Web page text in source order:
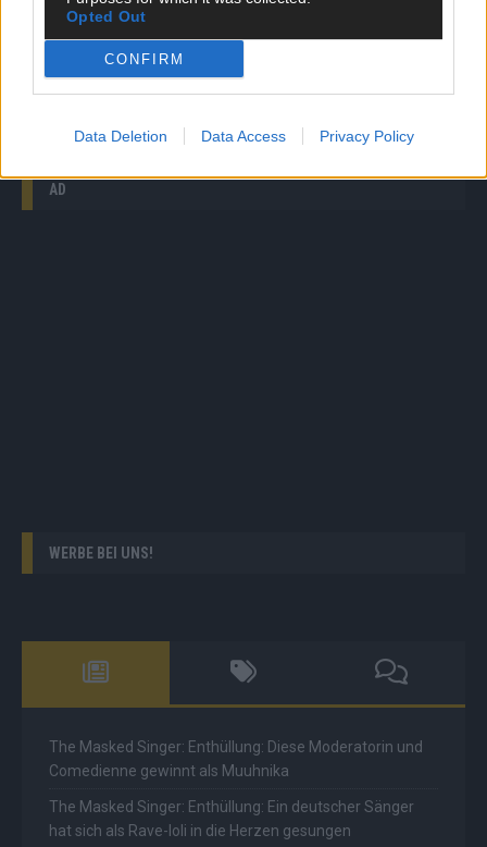
Opted Out
CONFIRM
Data Deletion Data Access Privacy Policy
Germany’s Next Topmodel: „Du bist auch süß!“ Grace
Germany’s Next Topmodel: Die erste Entscheidung:
AD
WERBE BEI UNS!
The Masked Singer: Enthüllung: Diese Moderatorin und
Comedienne gewinnt als Muuhnika
The Masked Singer: Enthüllung: Ein deutscher Sänger
hat sich als Rave-Ioli in die Herzen gesungen